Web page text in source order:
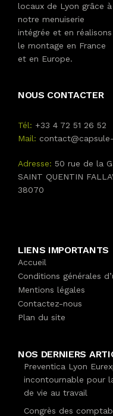
locaux de Lyon grâce à
notre menuiserie
intégrée et en réalisons
le montage en France
et en Europe.
NOUS CONTACTER
Tél: +33 4 72 51 26 52
Mail:
Adresse: 50 rue de la
SAINT QUENTIN
38070
LIENS IMPORTANTS
Accueil
Conditions générales
Mentions légales
Contactez-nous
Plan du site
NOS DERNIERS
Preventica Lyon
incontournable pour
de vie au travail
Congrès des